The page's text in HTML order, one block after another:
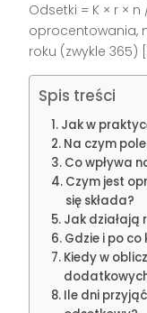
Odsetki = K × r ×
oprocentowania,
roku (zwykle
Spis treści
Jak w
Na czym
Co wpływa
Czym jest
się składa?
Jak działają
Gdzie i po
Kiedy w
Ile dni